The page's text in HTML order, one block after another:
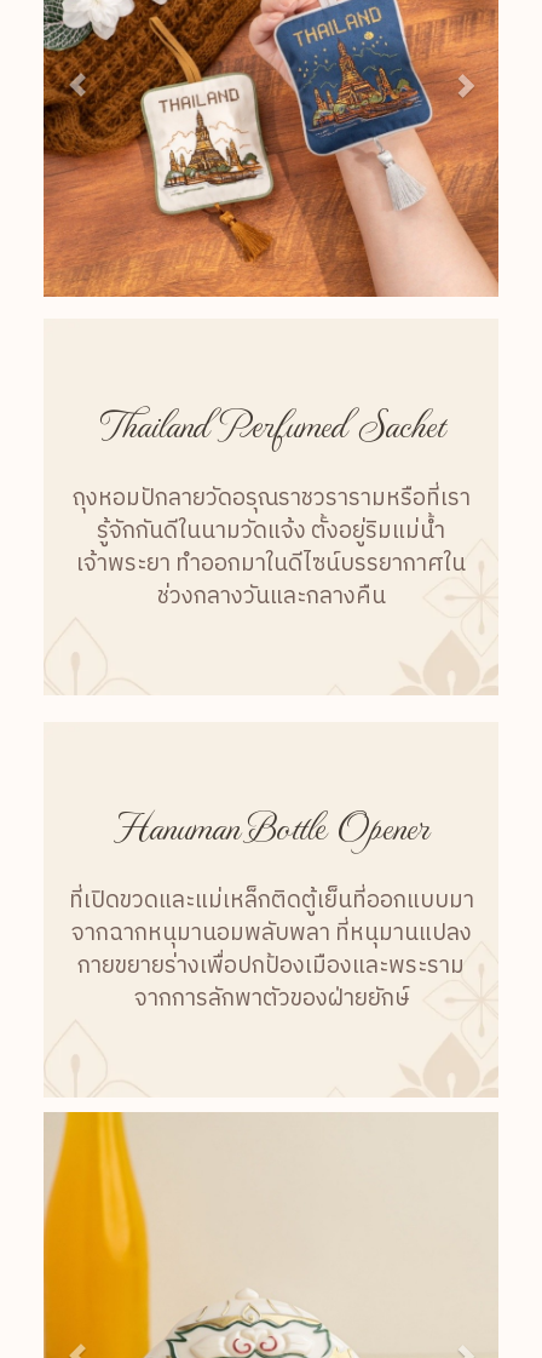
Thailand Perfumed Sachet
ถุงหอมปักลายวัดอรุณราชวรารามหรือที่เรา
รู้จักกันดีในนามวัดแจ้ง ตั้งอยู่ริมแม่น้ำ
เจ้าพระยา ทำออกมาในดีไซน์บรรยากาศใน
ช่วงกลางวันและกลางคืน
Hanuman Bottle Opener
ที่เปิดขวดและแม่เหล็กติดตู้เย็นที่ออกแบบมา
จากฉากหนุมานอมพลับพลา ที่หนุมานแปลง
กายขยายร่างเพื่อปกป้องเมืองและพระราม
จากการลักพาตัวของฝ่ายยักษ์